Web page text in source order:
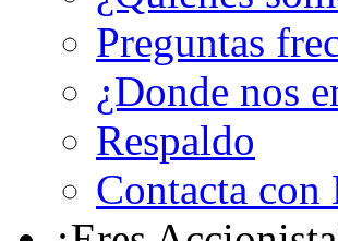
Preguntas
¿Donde nos
Respaldo
Contacta